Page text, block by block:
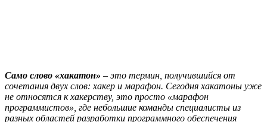
Само слово «хакатон» – это термин, получившийся от
сочетания двух слов: хакер и марафон. Сегодня хакатоны уже
не относятся к хакерству, это просто «марафон
программистов», где небольшие команды специалисты из
разных областей разработки программного обеспечения